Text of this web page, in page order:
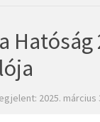
Hatóság
2025. március